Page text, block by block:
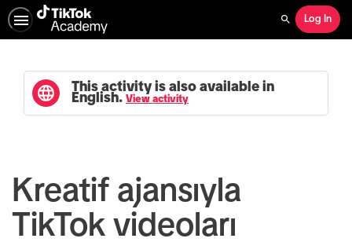
Search
Log In
This activity is also available in
English. View activity
Kreatif ajansıyla
TikTok videoları